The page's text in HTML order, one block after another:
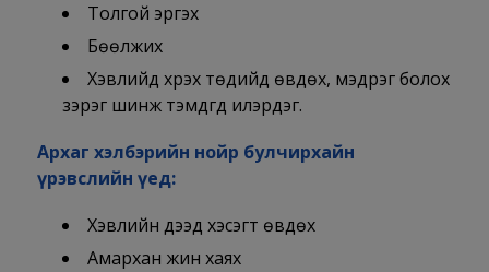
Толгой эргэх
Бөөлжих
Хэвлийд хүрэх төдийд өвдөх, мэдрэг болох
зэрэг шинж тэмдгүүд илэрдэг.
Архаг хэлбэрийн нойр булчирхайн
үрэвслийн үед:
Хэвлийн дээд хэсэгт өвдөх
Амархан жин хаях